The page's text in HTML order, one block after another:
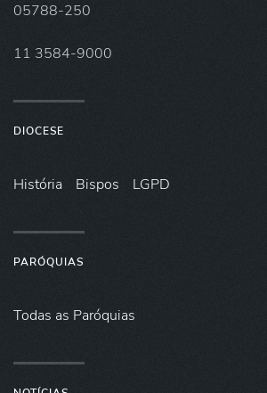
05788-250
11 3584-9000
DIOCESE
História Bispos LGPD
PARÓQUIAS
Todas as Paróquias